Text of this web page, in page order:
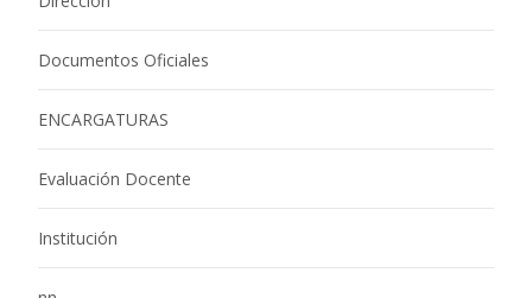
Documentos Oficiales
ENCARGATURAS
Evaluación Docente
Institución